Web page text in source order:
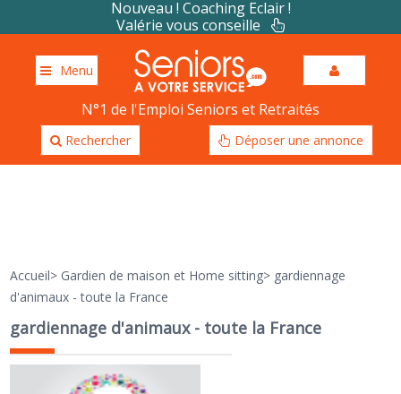
Nouveau ! Coaching Eclair !
Valérie vous conseille
Menu
N°1 de l'Emploi Seniors et Retraités
Rechercher Déposer une annonce
Accueil> Gardien de maison et Home sitting> gardiennage
d'animaux - toute la France
gardiennage d'animaux - toute la France